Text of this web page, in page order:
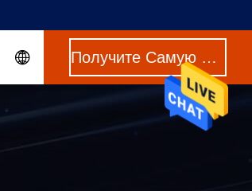
Получите Самую Лучшую Цену